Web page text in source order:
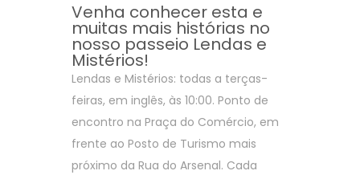
Venha conhecer esta e
muitas mais histórias no
nosso passeio Lendas e
Mistérios!
Lendas e Mistérios: todas a terças-
feiras, em inglês, às 10:00. Ponto de
encontro na Praça do Comércio, em
frente ao Posto de Turismo mais
próximo da Rua do Arsenal. Cada